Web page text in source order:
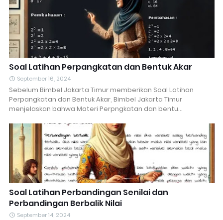
Soal Latihan Perpangkatan dan Bentuk Akar
September 16, 2024
Sebelum Bimbel Jakarta Timur memberikan Soal Latihan
Perpangkatan dan Bentuk Akar, Bimbel Jakarta Timur
menjelaskan bahwa Materi Perpngkatan dan bentu…
Soal Latihan Perbandingan Senilai dan
Perbandingan Berbalik Nilai
September 14, 2024